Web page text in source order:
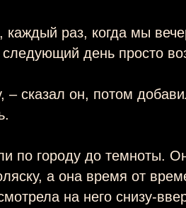
каждый раз, когда мы
следующий день просто
– сказал он, потом
по городу до темноты.
а она время от
на него снизу-